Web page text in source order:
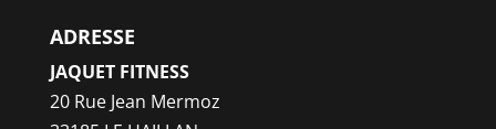
ADRESSE
JAQUET FITNESS
20 Rue Jean Mermoz